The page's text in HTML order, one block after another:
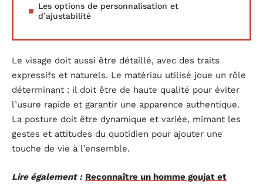
Les options de personnalisation et
d’ajustabilité
Le visage doit aussi être détaillé, avec des traits
expressifs et naturels. Le matériau utilisé joue un rôle
déterminant : il doit être de haute qualité pour éviter
l’usure rapide et garantir une apparence authentique.
La posture doit être dynamique et variée, mimant les
gestes et attitudes du quotidien pour ajouter une
touche de vie à l’ensemble.
Lire également : Reconnaître un homme goujat et